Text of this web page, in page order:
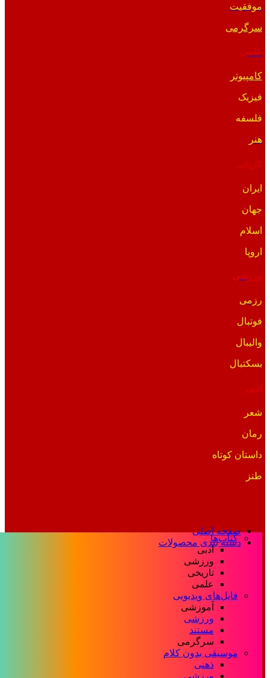
موفقیت
سرگرمی
کامپیوتر
فیزیک
فلسفه
هنر
ایران
جهان
اسلام
اروپا
ورزشی
رزمی
فوتبال
والیبال
بسکتبال
ادبی
شعر
رمان
داستان کوتاه
طنز
صفحه اصلی
دسته بندی محصولات
کتاب‌ها
ادبی
ورزشی
تاریخی
علمی
فایل‌های ویدیویی
آموزشی
ورزشی
مستند
سرگرمی
موسیقی بدون کلام
ذهنی
ورزشی